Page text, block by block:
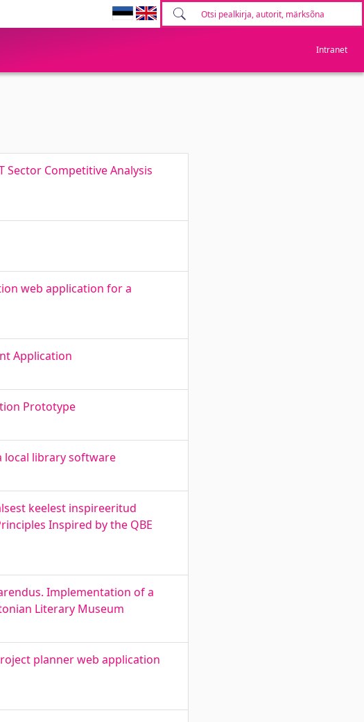
Intranet
Competitive Analysis
web application for a
Application
Prototype
local library software
keelest inspireeritud
Inspired by the QBE
Implementation of a
Literary Museum
planner web application